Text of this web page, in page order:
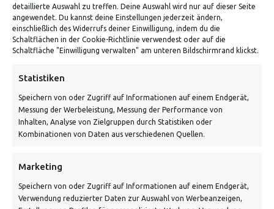
detaillierte Auswahl zu treffen. Deine Auswahl wird nur auf dieser Seite
angewendet. Du kannst deine Einstellungen jederzeit ändern,
einschließlich des Widerrufs deiner Einwilligung, indem du die
Schaltflächen in der Cookie-Richtlinie verwendest oder auf die
Schaltfläche "Einwilligung verwalten" am unteren Bildschirmrand klickst.
Statistiken
Speichern von oder Zugriff auf Informationen auf einem Endgerät,
Messung der Werbeleistung, Messung der Performance von
Inhalten, Analyse von Zielgruppen durch Statistiken oder
Kombinationen von Daten aus verschiedenen Quellen.
Marketing
Speichern von oder Zugriff auf Informationen auf einem Endgerät,
Verwendung reduzierter Daten zur Auswahl von Werbeanzeigen,
ADRESSE
Von Tiling GmbH
Kontakt: Mo - Fr von 10:00 bis 18:00 Uhr
info@vontiling.de